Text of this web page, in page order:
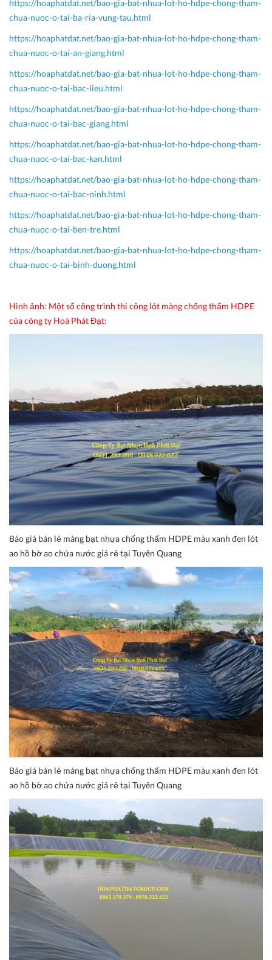
https://hoaphatdat.net/bao-gia-bat-nhua-lot-ho-hdpe-chong-tham-
chua-nuoc-o-tai-ba-ria-vung-tau.html
https://hoaphatdat.net/bao-gia-bat-nhua-lot-ho-hdpe-chong-tham-
chua-nuoc-o-tai-an-giang.html
https://hoaphatdat.net/bao-gia-bat-nhua-lot-ho-hdpe-chong-tham-
chua-nuoc-o-tai-bac-lieu.html
https://hoaphatdat.net/bao-gia-bat-nhua-lot-ho-hdpe-chong-tham-
chua-nuoc-o-tai-bac-giang.html
https://hoaphatdat.net/bao-gia-bat-nhua-lot-ho-hdpe-chong-tham-
chua-nuoc-o-tai-bac-kan.html
https://hoaphatdat.net/bao-gia-bat-nhua-lot-ho-hdpe-chong-tham-
chua-nuoc-o-tai-bac-ninh.html
https://hoaphatdat.net/bao-gia-bat-nhua-lot-ho-hdpe-chong-tham-
chua-nuoc-o-tai-ben-tre.html
https://hoaphatdat.net/bao-gia-bat-nhua-lot-ho-hdpe-chong-tham-
chua-nuoc-o-tai-binh-duong.html
Hình ảnh: Một số công trình thi công lót màng chống thấm HDPE
của công ty Hoà Phát Đạt:
Báo giá bán lẻ màng bạt nhựa chống thấm HDPE màu xanh đen lót
ao hồ bờ ao chứa nước giá rẻ tại Tuyên Quang
Báo giá bán lẻ màng bạt nhựa chống thấm HDPE màu xanh đen lót
ao hồ bờ ao chứa nước giá rẻ tại Tuyên Quang